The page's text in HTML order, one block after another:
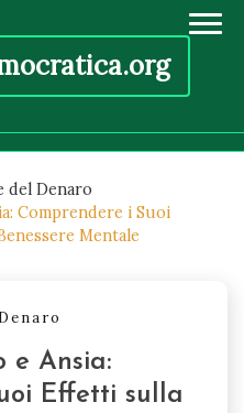
del Denaro
Comprendere i Suoi
Mentale
e Ansia:
Effetti sulla